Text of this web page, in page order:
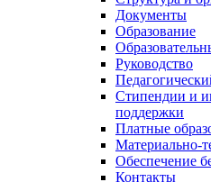
Документы
Образование
Руководство
Стипендии и
поддержки
Платные
Материально-
Обеспечение
Контакты